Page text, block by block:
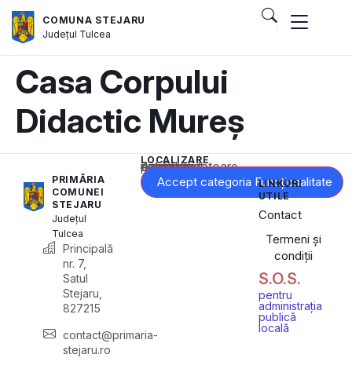
COMUNA STEJARU
Județul Tulcea
Casa Corpului
Didactic Mureș
PRIMĂRIA
COMUNEI
STEJARU
Județul
Tulcea
Principală
nr. 7,
Satul
Stejaru,
827215
contact@primaria-
stejaru.ro
LOCALIZARE
Acest conținut este blocat până când acceptați categoria corespunzătoare de cookie-uri.
Accept categoria Funcționalitate
LINKURI
UTILE
Contact
Termeni și
condiții
S.O.S.
pentru
administrația
publică
locală